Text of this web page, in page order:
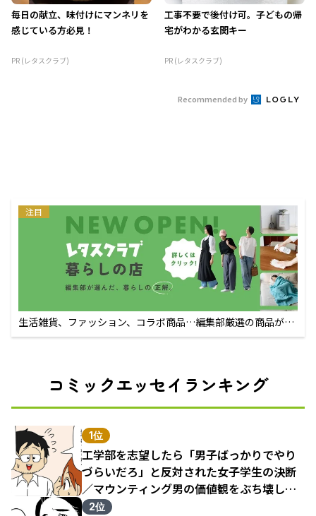
毎日の献立、味付けにマンネリを
感じている方必見！
PR (レタスクラブ)
工事不要で後付け可。子どもの帰
宅がわかる玄関キー
PR (レタスクラブ)
Recommended by
注目
生活雑貨、ファッション、コラボ商品…編集部厳選の商品が買
えるECサイト
コミックエッセイランキング
1位
工学部を志望したら「男子ばっかりでやり
づらいだろ」と反対された女子学生の決断
／マウンティング男の価値観をぶち壊した
結果（1）
2位